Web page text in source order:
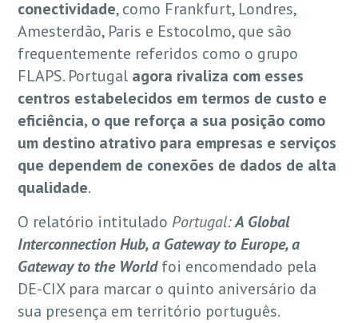
conectividade, como Frankfurt, Londres,
Amesterdão, Paris e Estocolmo, que são
frequentemente referidos como o grupo
FLAPS. Portugal agora rivaliza com esses
centros estabelecidos em termos de custo e
eficiência, o que reforça a sua posição como
um destino atrativo para empresas e serviços
que dependem de conexões de dados de alta
qualidade.
O relatório intitulado Portugal:A Global
Interconnection Hub, a Gateway to Europe, a
Gateway to the Worldfoi encomendado pela
DE-CIX para marcar o quinto aniversário da
sua presença em território português.